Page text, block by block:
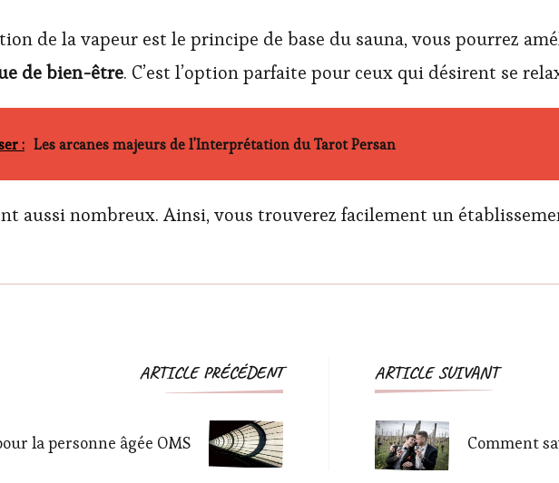
de la vapeur est le principe de base du sauna, vous pourrez
de bien-être. C’est l’option parfaite pour ceux qui désirent se
: Les arcanes majeurs de l'Interprétation du Tarot Persan
aussi nombreux. Ainsi, vous trouverez facilement un
Navigation
ARTICLE PRÉCÉDENT
la personne âgée OMS
ARTICLE SUIVANT
Comment